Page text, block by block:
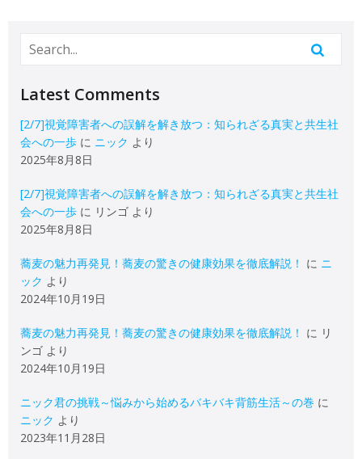
Latest Comments
[2/7]視覚障害者への誤解を解き放つ：知られざる真実と共生社
会への一歩 に ニック より
2025年8月8日
[2/7]視覚障害者への誤解を解き放つ：知られざる真実と共生社
会への一歩 に リンゴ より
2025年8月8日
蕎麦の魅力再発見！蕎麦の驚きの健康効果を徹底解説！ に ニ
ック より
2024年10月19日
蕎麦の魅力再発見！蕎麦の驚きの健康効果を徹底解説！ に リ
ンゴ より
2024年10月19日
ニック君の挑戦～悩みから始めるバキバキ背筋生活～の巻 に
ニック より
2023年11月28日